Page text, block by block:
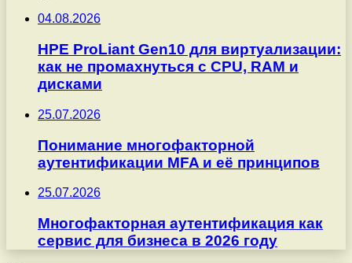
04.08.2026
HPE ProLiant Gen10 для виртуализации:
как не промахнуться с CPU, RAM и
дисками
25.07.2026
Понимание многофакторной
аутентификации MFA и её принципов
25.07.2026
Многофакторная аутентификация как
сервис для бизнеса в 2026 году